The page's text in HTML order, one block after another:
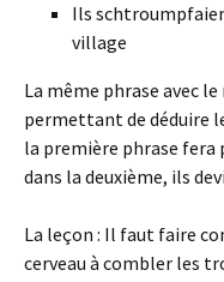
Ils
village
La même phrase avec
permettant de déduire
la première phrase fera
dans la deuxième, ils
La leçon : Il faut faire
cerveau à combler les